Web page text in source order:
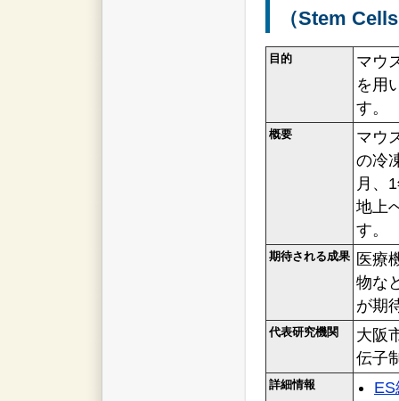
（Stem
目的
マウ
を用
す。
概要
マウ
の冷
月、
地上
す。
期待される成果
医療
物な
が期
代表研究機関
大阪
伝子
詳細情報